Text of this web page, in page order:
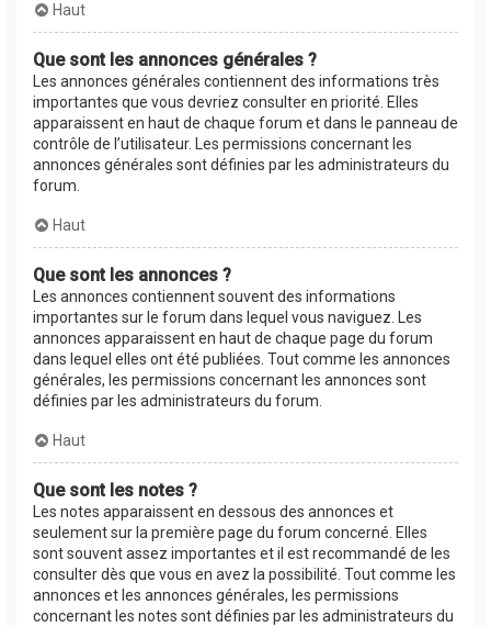
Haut
Que sont les annonces générales ?
Les annonces générales contiennent des informations très
importantes que vous devriez consulter en priorité. Elles
apparaissent en haut de chaque forum et dans le panneau de
contrôle de l’utilisateur. Les permissions concernant les
annonces générales sont définies par les administrateurs du
forum.
Haut
Que sont les annonces ?
Les annonces contiennent souvent des informations
importantes sur le forum dans lequel vous naviguez. Les
annonces apparaissent en haut de chaque page du forum
dans lequel elles ont été publiées. Tout comme les annonces
générales, les permissions concernant les annonces sont
définies par les administrateurs du forum.
Haut
Que sont les notes ?
Les notes apparaissent en dessous des annonces et
seulement sur la première page du forum concerné. Elles
sont souvent assez importantes et il est recommandé de les
consulter dès que vous en avez la possibilité. Tout comme les
annonces et les annonces générales, les permissions
concernant les notes sont définies par les administrateurs du